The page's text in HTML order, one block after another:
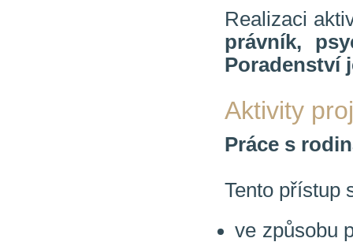
Realizaci
právník,
Poradenství
Aktivity
Práce s
Tento přístup
ve způsobu